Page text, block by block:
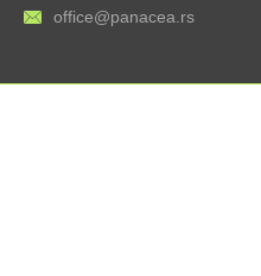
office@panacea.rs